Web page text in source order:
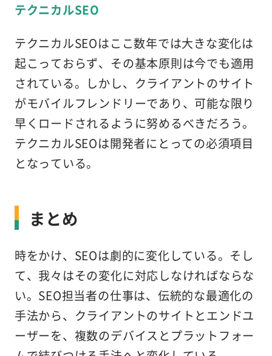
テクニカルSEO
テクニカルSEOはここ数年では大きな変化は
起こっておらず、その基本原則は今でも適用
されている。しかし、クライアントのサイト
がモバイルフレンドリーであり、可能な限り
早くロードされるように努めるべきだろう。
テクニカルSEOは開発者にとっての必須項目
となっている。
まとめ
時をかけ、SEOは劇的に変化している。そし
て、我々はその変化に対応しなければならな
い。SEO担当者の仕事は、伝統的な最適化の
手法から、クライアントのサイトとエンドユ
ーザーを、複数のデバイスとプラットフォー